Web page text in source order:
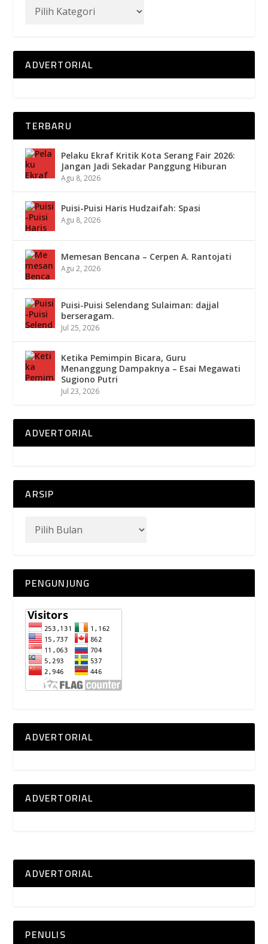
ADVERTORIAL
TERBARU
Pelaku Ekraf Kritik Kota Serang Fair 2026:
Jangan Jadi Sekadar Panggung Hiburan
Agu 8, 2026
Puisi-Puisi Haris Hudzaifah: Spasi
Agu 8, 2026
Memesan Bencana – Cerpen A. Rantojati
Agu 2, 2026
Puisi-Puisi Selendang Sulaiman: dajjal
berseragam.
Jul 25, 2026
Ketika Pemimpin Bicara, Guru
Menanggung Dampaknya – Esai Megawati
Sugiono Putri
Jul 23, 2026
ADVERTORIAL
ARSIP
PENGUNJUNG
ADVERTORIAL
ADVERTORIAL
ADVERTORIAL
PENULIS